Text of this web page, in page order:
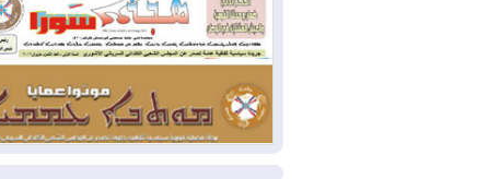
2026-08-02مشروع "حسابي" يُمهل
الموظفين حتى نهاية أغسطس لاستلام
بطاقاتهم المصرفية
2026-08-02دمشق وعمّان تحذران بغداد:
أي هجوم من أراضي العراق سيواجه برد